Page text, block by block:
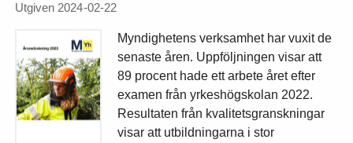
Utgiven 2024-02-22
Myndighetens verksamhet har vuxit de
senaste åren. Uppföljningen visar att
89 procent hade ett arbete året efter
examen från yrkeshögskolan 2022.
Resultaten från kvalitetsgranskningar
visar att utbildningarna i stor